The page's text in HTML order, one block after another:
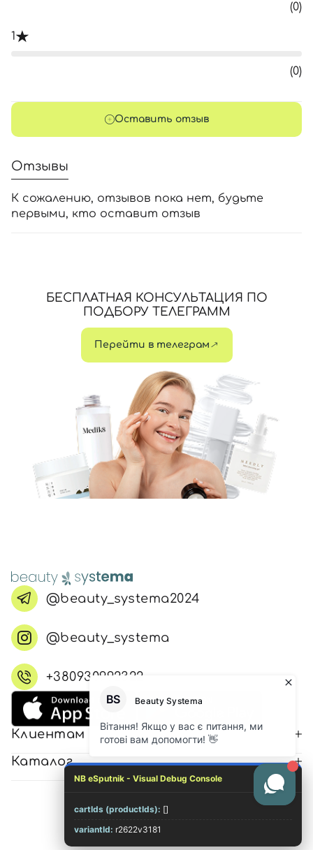
(0)
1
(0)
Оставить отзыв
Отзывы
К сожалению, отзывов пока нет, будьте
первыми, кто оставит отзыв
БЕСПЛАТНАЯ КОНСУЛЬТАЦИЯ ПО
ПОДБОРУ ТЕЛЕГРАММ
Перейти в телеграм
@beauty_systema2024
@beauty_systema
+380930992322
Клиентам
Каталог
© 2026 Все права защищены
NB eSputnik - Visual Debug Console
cartIds (productIds): []
variantId: r2622v3181